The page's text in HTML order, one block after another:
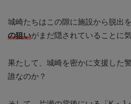
城崎たちはこの隙に施設から脱出を
の狙いがまだ隠されていることに気
果たして、城崎を密かに支援した
誰なのか？